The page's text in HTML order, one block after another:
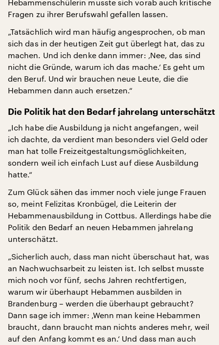
Hebammenschülerin musste sich vorab auch kritische
Fragen zu ihrer Berufswahl gefallen lassen.
„Tatsächlich wird man häufig angesprochen, ob man
sich das in der heutigen Zeit gut überlegt hat, das zu
machen. Und ich denke dann immer: ‚Nee, das sind
nicht die Gründe, warum ich das mache.‘ Es geht um
den Beruf. Und wir brauchen neue Leute, die die
Hebammen dann auch ersetzen.“
Die Politik hat den Bedarf jahrelang unterschätzt
„Ich habe die Ausbildung ja nicht angefangen, weil
ich dachte, da verdient man besonders viel Geld oder
man hat tolle Freizeitgestaltungsmöglichkeiten,
sondern weil ich einfach Lust auf diese Ausbildung
hatte.“
Zum Glück sähen das immer noch viele junge Frauen
so, meint Felizitas Kronbügel, die Leiterin der
Hebammenausbildung in Cottbus. Allerdings habe die
Politik den Bedarf an neuen Hebammen jahrelang
unterschätzt.
„Sicherlich auch, dass man nicht überschaut hat, was
an Nachwuchsarbeit zu leisten ist. Ich selbst musste
mich noch vor fünf, sechs Jahren rechtfertigen,
warum wir überhaupt Hebammen ausbilden in
Brandenburg – werden die überhaupt gebraucht?
Dann sage ich immer: ‚Wenn man keine Hebammen
braucht, dann braucht man nichts anderes mehr, weil
auf den Anfang kommt es an.‘ Und dass man auch